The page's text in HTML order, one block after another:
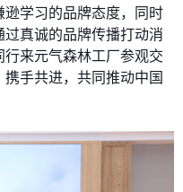
学习的品牌态度，同时
真诚的品牌传播打动消
来元气森林工厂参观交
手共进，共同推动中国